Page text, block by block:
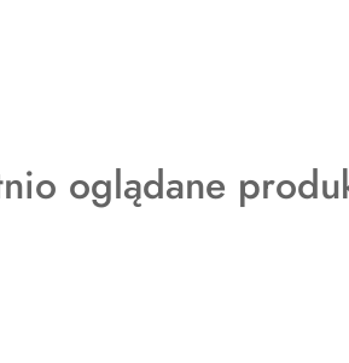
oglądane